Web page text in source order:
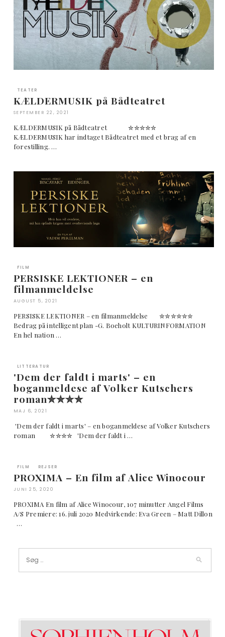
TEATER
KÆLDERMUSIK på Bådteatret
SEPTEMBER 22, 2021
KÆLDERMUSIK på Bådteatret ✮✮✮✮✮
KÆLDERMUSIK har indtaget Bådteatret med et brag af en
forestilling. …
FILM
PERSISKE LEKTIONER – en
filmanmeldelse
AUGUST 5, 2021
PERSISKE LEKTIONER – en filmanmeldelse ✮✮✮✮✮✮
Bedrag på intelligent plan -G. Boeholt KULTURINFORMATION
En hel nation …
LITTERATUR
'Dem der faldt i marts' – en
boganmeldese af Volker Kutschers
roman✮✮✮✮
MAJ 6, 2021
'Dem der faldt i marts' – en boganmeldese af Volker Kutschers
roman ✮✮✮✮ 'Dem der faldt i …
FILM REJSER
PROXIMA – En film af Alice Winocour
JUNI 25, 2020
PROXIMA En film af Alice Winocour, 107 minutter Angel Films
A/S Premiere: 16. juli 2020 Medvirkende: Eva Green – Matt Dillon
…